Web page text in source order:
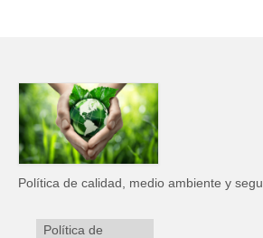
Política de calidad, medio ambiente y
Política de